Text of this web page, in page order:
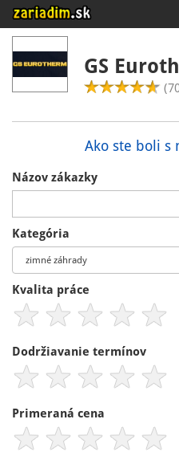
GS
Ako ste boli s
Názov zákazky
Kategória
Kvalita práce
Dodržiavanie termínov
Primeraná cena